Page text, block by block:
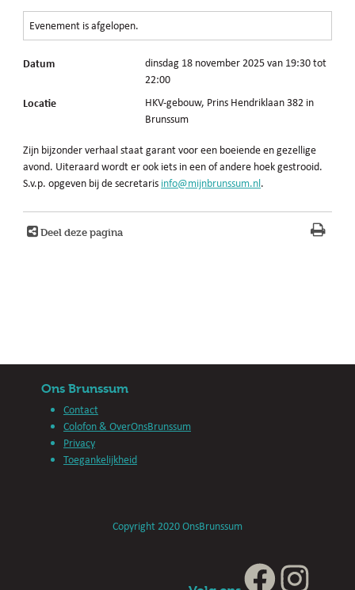
Evenement is afgelopen.
Datum
dinsdag 18 november 2025 van 19:30 tot
22:00
Locatie
HKV-gebouw, Prins Hendriklaan 382 in
Brunssum
Zijn bijzonder verhaal staat garant voor een boeiende en gezellige
avond. Uiteraard wordt er ook iets in een of andere hoek gestrooid.
S.v.p. opgeven bij de secretaris info@mijnbrunssum.nl.
Deel deze pagina
Ons Brunssum
Contact
Colofon & OverOnsBrunssum
Privacy
Toegankelijkheid
Copyright 2020 OnsBrunssum